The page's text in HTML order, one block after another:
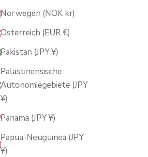
Norwegen (NOK kr)
Österreich (EUR €)
Pakistan (JPY ¥)
Palästinensische
Autonomiegebiete (JPY
¥)
Panama (JPY ¥)
Papua-Neuguinea (JPY
¥)